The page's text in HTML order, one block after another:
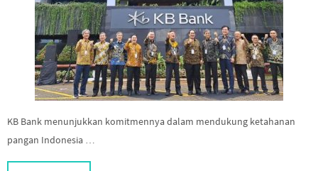
KB Bank menunjukkan komitmennya dalam mendukung ketahanan
pangan Indonesia …